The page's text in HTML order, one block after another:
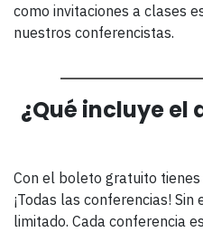
como invitaciones a clases
nuestros conferencistas.
¿Qué incluye
Con el boleto gratuito
¡Todas las conferencias!
limitado. Cada conferencia